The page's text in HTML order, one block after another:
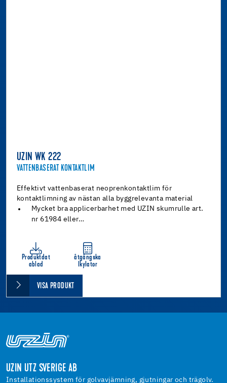
UZIN WK 222
VATTENBASERAT KONTAKTLIM
Effektivt vattenbaserat neoprenkontaktlim för
kontaktlimning av nästan alla byggrelevanta material
Mycket bra applicerbarhet med UZIN skumrulle art.
nr 61984 eller…
Produktdat
ablad
åtgångska
lkylator
VISA PRODUKT
UZIN UTZ SVERIGE AB
Installationssystem för golvavjämning, gjutningar och trägolv.